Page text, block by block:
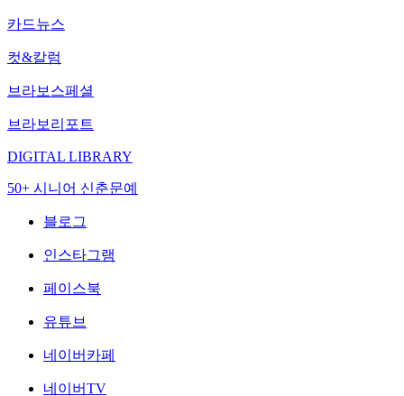
카드뉴스
컷&칼럼
브라보스페셜
브라보리포트
DIGITAL LIBRARY
50+ 시니어 신춘문예
블로그
인스타그램
페이스북
유튜브
네이버카페
네이버TV